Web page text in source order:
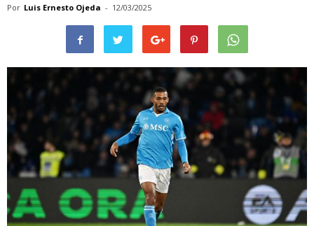
Por Luis Ernesto Ojeda - 12/03/2025